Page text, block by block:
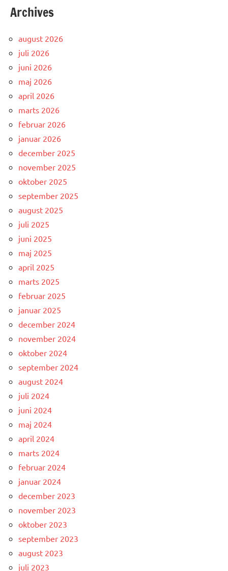
Archives
august 2026
juli 2026
juni 2026
maj 2026
april 2026
marts 2026
februar 2026
januar 2026
december 2025
november 2025
oktober 2025
september 2025
august 2025
juli 2025
juni 2025
maj 2025
april 2025
marts 2025
februar 2025
januar 2025
december 2024
november 2024
oktober 2024
september 2024
august 2024
juli 2024
juni 2024
maj 2024
april 2024
marts 2024
februar 2024
januar 2024
december 2023
november 2023
oktober 2023
september 2023
august 2023
juli 2023